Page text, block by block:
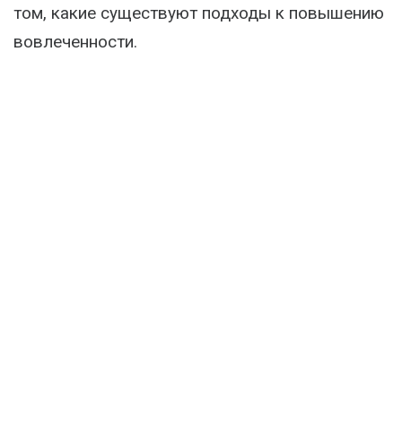
том, какие существуют подходы к повышению
вовлеченности.